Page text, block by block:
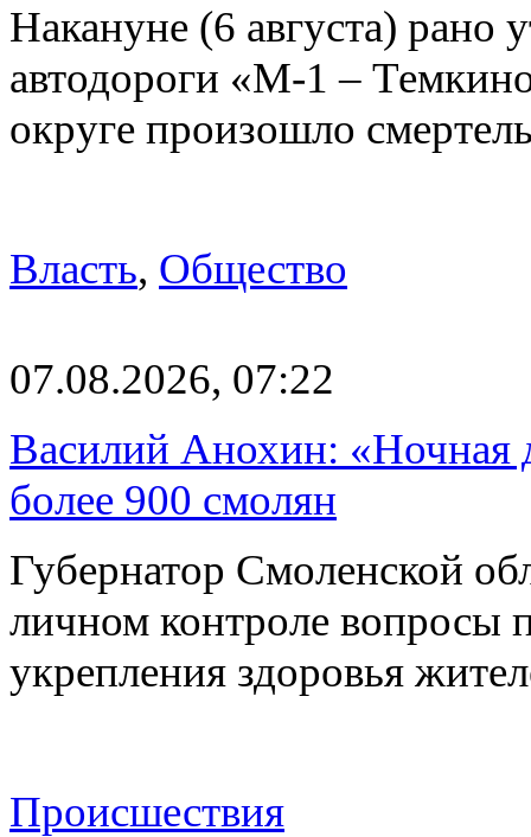
Накануне (6 августа) рано
автодороги «М-1 –
округе произошло
Власть, Общество
07.08.2026, 07:22
Василий Анохин: «Ночная
более 900 смолян
Губернатор Смоленской
личном контроле вопросы
укрепления здоровья
Происшествия